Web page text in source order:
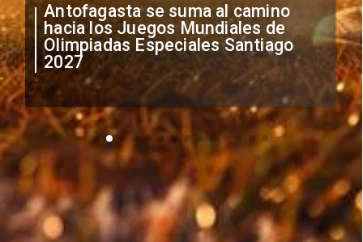
"Falta de profesionalismo": Sifup
anuncia medidas por situación
irregular de futbolistas
extranjeros